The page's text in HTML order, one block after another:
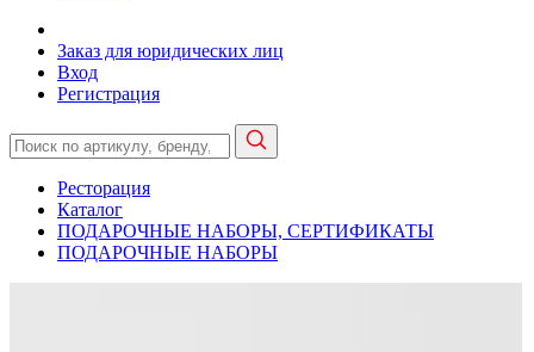
Заказ для юридических лиц
Вход
Регистрация
Ресторация
Каталог
ПОДАРОЧНЫЕ НАБОРЫ, СЕРТИФИКАТЫ
ПОДАРОЧНЫЕ НАБОРЫ